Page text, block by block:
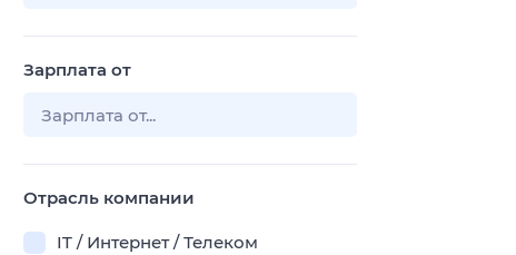
Зарплата от
Отрасль компании
IT / Интернет / Телеком